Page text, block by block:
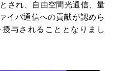
され、自由空間光通信、量
イバ通信への貢献が認めら
与されることとなりまし